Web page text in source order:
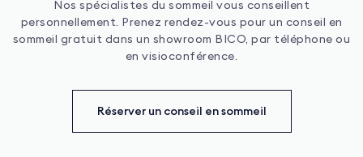
Nos spécialistes du sommeil vous conseillent
personnellement. Prenez rendez-vous pour un conseil en
sommeil gratuit dans un showroom BICO, par téléphone ou
en visioconférence.
Réserver un conseil en sommeil